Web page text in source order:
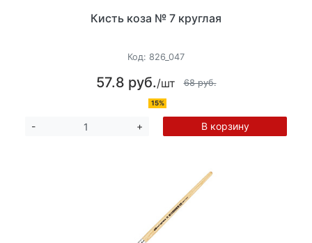
Кисть коза № 7 круглая
Код: 826_047
57.8 руб./шт 68 руб.
15%
- + В корзину